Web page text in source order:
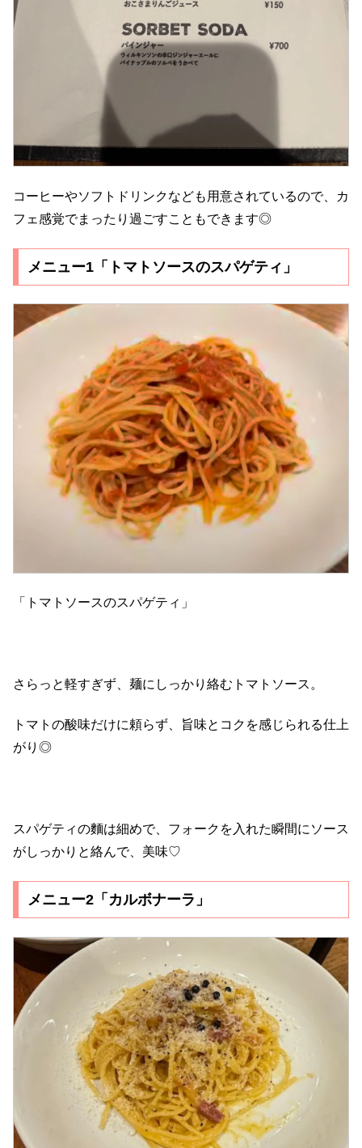
コーヒーやソフトドリンクなども用意されているので、カ
フェ感覚でまったり過ごすこともできます◎
メニュー1「トマトソースのスパゲティ」
「トマトソースのスパゲティ」
さらっと軽すぎず、麺にしっかり絡むトマトソース。
トマトの酸味だけに頼らず、旨味とコクを感じられる仕上
がり◎
スパゲティの麵は細めで、フォークを入れた瞬間にソース
がしっかりと絡んで、美味♡
メニュー2「カルボナーラ」